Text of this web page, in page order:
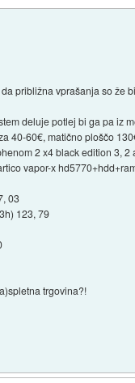
približna vprašanja so že
deluje potlej bi ga pa iz
40-60€, matično ploščo
2 x4 black edition 3,
vapor-x
03
123, 79
trgovina?!